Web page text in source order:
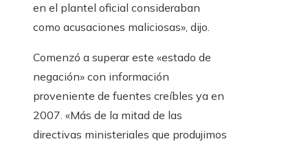
en el plantel oficial consideraban
como acusaciones maliciosas», dijo.
Comenzó a superar este «estado de
negación» con información
proveniente de fuentes creíbles ya en
2007. «Más de la mitad de las
directivas ministeriales que produjimos